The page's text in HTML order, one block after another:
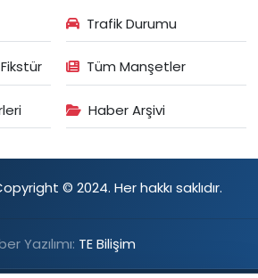
Trafik Durumu
Tüm Manşetler
Haber Arşivi
© 2024. Her hakkı saklıdır.
Yazılımı: TE Bilişim